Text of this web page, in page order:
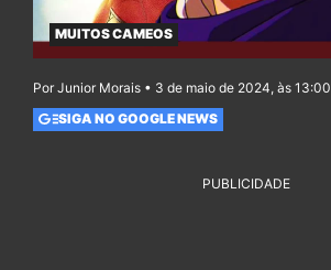
MUITOS CAMEOS
Por Junior Morais • 3 de maio de 2024, às 13:00
SIGA NO GOOGLE NEWS
PUBLICIDADE